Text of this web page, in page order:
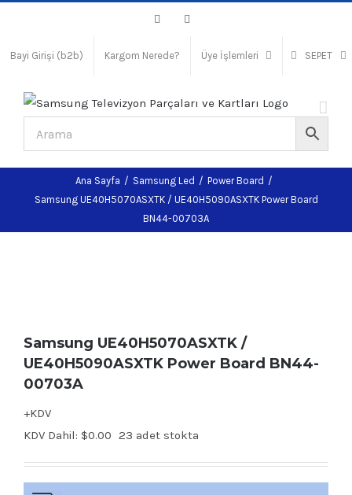
content
Facebook
Bayi Girişi (b2b) Kargom Nerede? Üye İşlemleri SEPET
Ana Sayfa / Samsung Led / Power Board /
Samsung UE40H5070ASXTK / UE40H5090ASXTK Power Board
BN44-00703A
Samsung UE40H5070ASXTK /
UE40H5090ASXTK Power Board BN44-
00703A
+KDV
KDV Dahil: $0.00 23 adet stokta